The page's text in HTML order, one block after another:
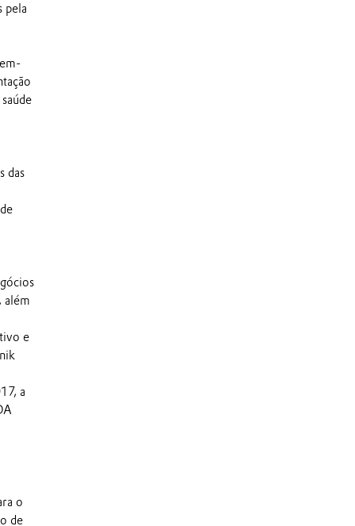
pela
das
além
e
a
o
de